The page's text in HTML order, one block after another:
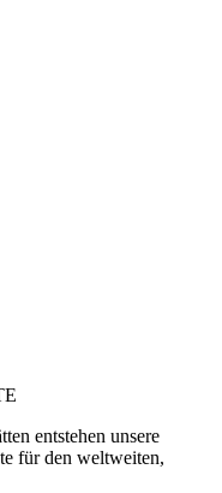
entstehen unsere
für den weltweiten,